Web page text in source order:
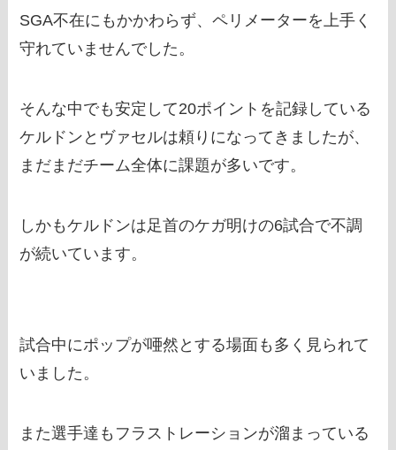
SGA不在にもかかわらず、ペリメーターを上手く
守れていませんでした。
そんな中でも安定して20ポイントを記録している
ケルドンとヴァセルは頼りになってきましたが、
まだまだチーム全体に課題が多いです。
しかもケルドンは足首のケガ明けの6試合で不調
が続いています。
試合中にポップが唖然とする場面も多く見られて
いました。
また選手達もフラストレーションが溜まっている